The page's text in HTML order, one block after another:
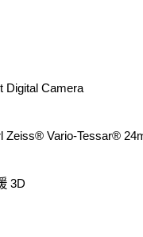
Digital Camera
Zeiss® Vario-Tessar®
3D